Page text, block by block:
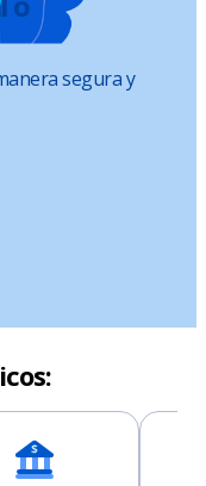
segura y